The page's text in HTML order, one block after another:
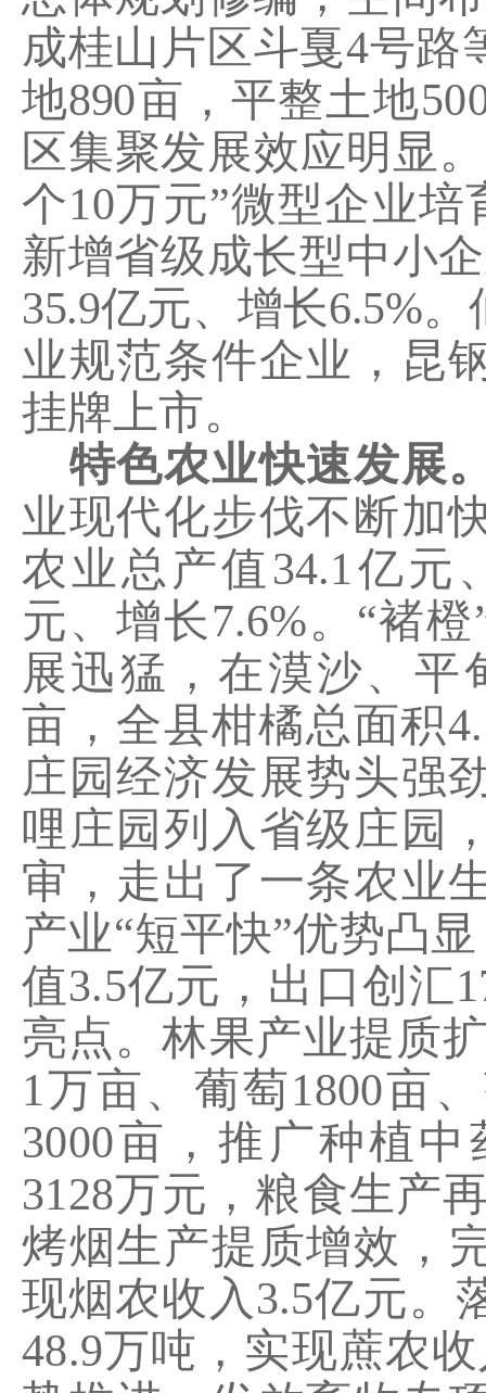
成桂山片区斗戛4号路
地890亩，平整土地
区集聚发展效应明显
个10万元”微型企业培
新增省级成长型中小
35.9亿元、增长6.5%。
业规范条件企业，昆
挂牌上市。
特色农业快速发展
业现代化步伐不断加
农业总产值 34.1亿元
元、增长7.6%。“褚
展迅猛，在漠沙、
亩，全县柑橘总面积
庄园经济发展势头强
哩庄园列入省级庄园
审，走出了一条农业
产业“短平快”优势凸
值3.5亿元，出口创汇
亮点。林果产业提质
1万亩、葡萄1800亩
3000亩，推广种植中
3128万元，粮食生产
烤烟生产提质增效，
现烟农收入 3.5亿元。
48.9万吨，实现蔗农